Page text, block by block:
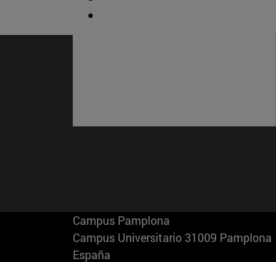
Campus Pamplona
Campus Universitario 31009 Pamplona
España